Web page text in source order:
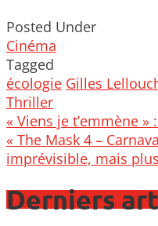
Posted Under
Cinéma
Tagged
écologie Gilles
Thriller
Post
navigation
« Viens je t’emmène
« The Mask 4 –
imprévisible, mais
Derniers